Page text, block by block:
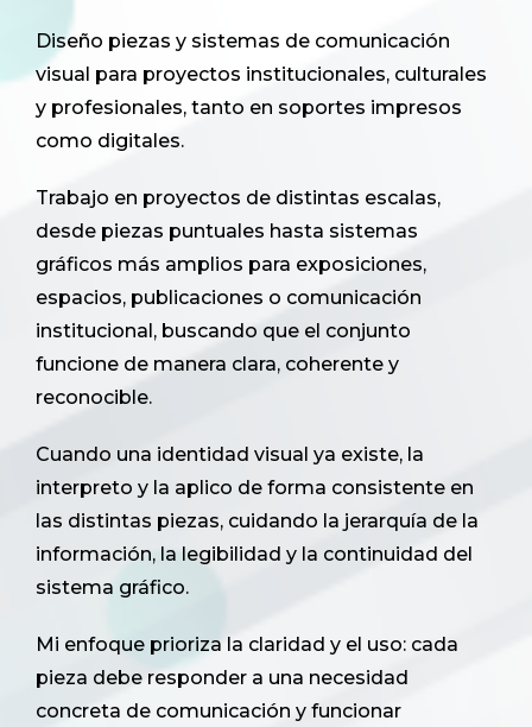
Diseño piezas y sistemas de comunicación
visual para proyectos institucionales, culturales
y profesionales, tanto en soportes impresos
como digitales.
Trabajo en proyectos de distintas escalas,
desde piezas puntuales hasta sistemas
gráficos más amplios para exposiciones,
espacios, publicaciones o comunicación
institucional, buscando que el conjunto
funcione de manera clara, coherente y
reconocible.
Cuando una identidad visual ya existe, la
interpreto y la aplico de forma consistente en
las distintas piezas, cuidando la jerarquía de la
información, la legibilidad y la continuidad del
sistema gráfico.
Mi enfoque prioriza la claridad y el uso: cada
pieza debe responder a una necesidad
concreta de comunicación y funcionar